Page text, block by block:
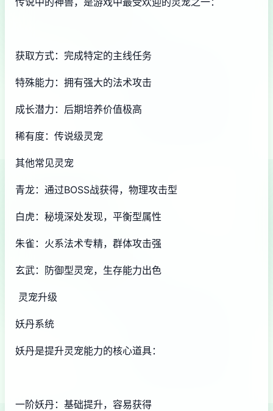
获取方式：完成特定的主线任务
特殊能力：拥有强大的法术攻击
成长潜力：后期培养价值极高
稀有度：传说级灵宠
其他常见灵宠
青龙：通过BOSS战获得，物理攻击型
白虎：秘境深处发现，平衡型属性
朱雀：火系法术专精，群体攻击强
玄武：防御型灵宠，生存能力出色
灵宠升级
妖丹系统
妖丹是提升灵宠能力的核心道具：
一阶妖丹：基础提升，容易获得